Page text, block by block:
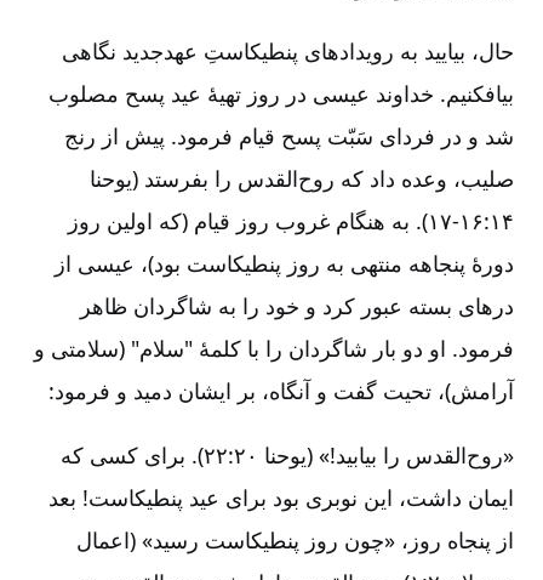
حال، بیایید به رویدادهای پنطیکاستِ عهدجدید نگاهی
بیافکنیم. خداوند عیسی در روز تهیۀ عید پسح مصلوب
شد و در فردای سَبّت پسح قیام فرمود. پیش از رنج
صلیب، وعده داد که روح‌القدس را بفرستد (یوحنا
۱۴:‏۱۶-‏‏‏۱۷). به هنگام غروب روز قیام (که اولین روز
دورۀ پنجاهه منتهی به روز پنطیکاست بود)، عیسی از
درهای بسته عبور کرد و خود را به شاگردان ظاهر
فرمود. او دو بار شاگردان را با کلمۀ "سلام" (سلامتی و
آرامش)، تحیت گفت و آنگاه، بر ایشان دمید و فرمود‌:
«روح‌القدس را بیابید!» (یوحنا ۲۰:‏۲۲). برای کسی که
ایمان داشت، این نوبری بود برای عید پنطیکاست! بعد
از پنجاه روز، «چون روز پنطیکاست رسید» (اعمال